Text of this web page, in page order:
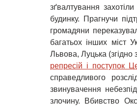
зґвалтування
будинку. Прагнучи
громадяни
багатьох інших міст
Львова, Луцька (згідно
репресій і поступок
справедливого
звинувачення
злочину. Вбивство